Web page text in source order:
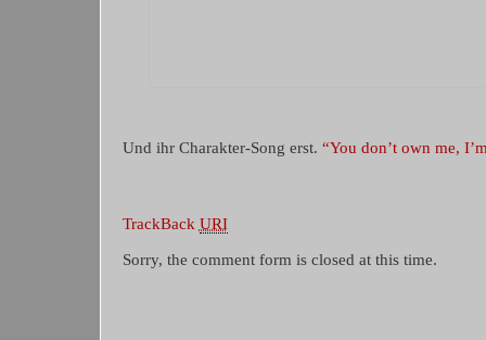
Und ihr Charakter-Song erst. “You don’t own me,
TrackBack URI
Sorry, the comment form is closed at this time.